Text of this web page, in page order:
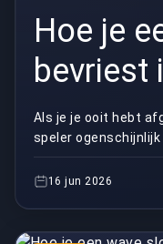
Hoe je
bevriest
van
Als je je ooit hebt
speler
tegenstander tóch
16 jun 2026